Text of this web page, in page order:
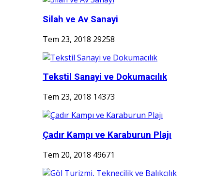
Silah ve Av Sanayi
Tem 23, 2018 29258
Tekstil Sanayi ve Dokumacılık
Tem 23, 2018 14373
Çadır Kampı ve Karaburun Plajı
Tem 20, 2018 49671